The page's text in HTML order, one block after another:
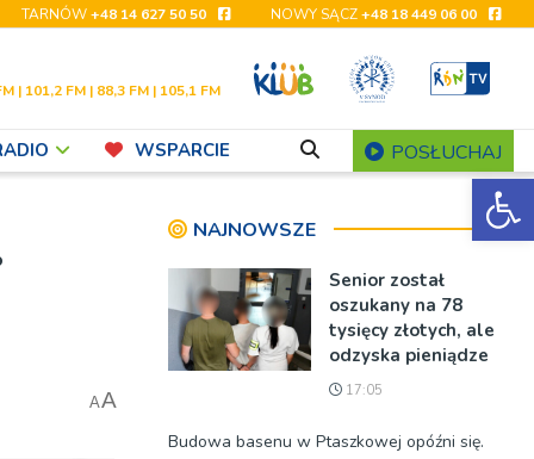
TARNÓW+48 14 627 50 50 NOWY SĄCZ+48 18 449 06 00
| 101,2 FM | 88,3 FM | 105,1 FM
WSPARCIE POSŁUCHAJ
AA
NAJNOWSZE
Senior został
oszukany na 78
tysięcy złotych, ale
odzyska pieniądze
17:05
Budowa basenu w Ptaszkowej opóźni się.